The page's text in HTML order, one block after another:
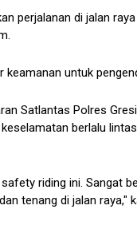
perjalanan di jalan
untuk
Satlantas Polres
berlalu
riding ini. Sangat
tenang di jalan raya,"